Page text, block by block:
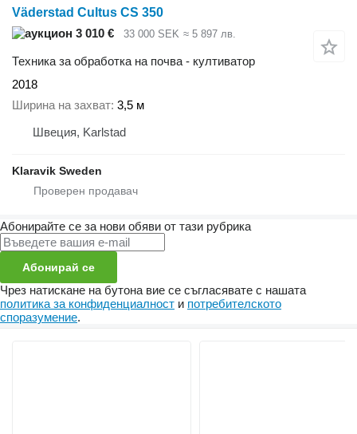
Väderstad Cultus CS 350
3 010 €
33 000 SEK ≈ 5 897 лв.
Техника за обработка на почва - култиватор
2018
Ширина на захват 3,5 м
Швеция, Karlstad
Klaravik Sweden
Абонирайте се за нови обяви от тази рубрика
Абонирай се
Чрез натискане на бутона вие се съгласявате с нашата
политика за конфиденциалност и потребителското
споразумение.